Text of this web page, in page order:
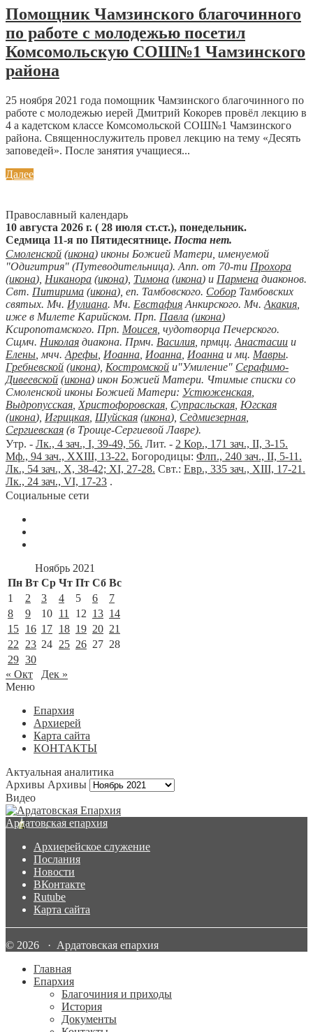
Помощник Чамзинского благочинного
по работе с молодежью посетил
Комсомольскую СОШ№1 Чамзинского
района
25 ноября 2021 года помощник Чамзинского благочинного по
работе с молодежью иерей Дмитрий Кокорев провёл лекцию в
4 а кадетском классе Комсомольской СОШ№1 Чамзинского
района. Священнослужитель провел лекцию на тему «Десять
заповедей». После занятия учащиеся...
Далее
Православный календарь
10 августа 2026 г. ( 28 июля ст.ст.), понедельник.
Седмица 11-я по Пятидесятнице. Поста нет.
Смоленской (икона) иконы Божией Матери, именуемой
"Одигитрия" (Путеводительница). Апп. от 70-ти Прохора
(икона), Никанора (икона), Тимона (икона) и Пармена диаконов.
Свт. Питирима (икона), еп. Тамбовского. Собор Тамбовских
святых. Мч. Иулиана. Мч. Евстафия Анкирского. Мч. Акакия
иже в Милете Карийском. Прп. Павла (икона)
Ксиропотамского. Прп. Моисея , чудотворца Печерского.
Сщмч. Николая диакона. Прмч. Василия , прмцц. Анастасии и
Елены , мчч. Арефы Иоанна Иоанна Иоанна и мц. Мавры.
Гребневской (икона), Костромской и"Умиление" Серафимо-
Дивеевской (икона) икон Божией Матери. Чтимые списки со
Смоленской иконы Божией Матери: Устюженская
Выдропусская Христофоровская Супрасльская Югская
(икона), Игрицкая Шуйская (икона), Седмиезерная
Сергиевская (в Троице-Сергиевой Лавре).
Утр. - Лк., 4 зач., I, 39-49, 56. Лит. - 2 Кор., 171 зач., II, 3-15.
Мф., 94 зач., XXIII, 13-22. Богородицы: Флп., 240 зач., II, 5-11.
Лк., 54 зач., X, 38-42; XI, 27-28. Свт.: Евр., 335 зач., XIII, 17-21.
Лк., 24 зач., VI, 17-23 .
Социальные сети
Ноябрь 2021
Пн Вт Ср Чт Пт Сб Вс
1
2 3 4 5 6
7
8
9 10 11 12 13 14
15 16 17 18 19 20 21
22
23 24 25 26 27 28
29 30
« Окт
Дек »
Меню
Епархия
Архиерей
Карта сайта
КОНТАКТЫ
Актуальная аналитика
Архивы Архивы
Видео
Ардатовская епархия
Архиерейское служение
Послания
Новости
ВКонтакте
Rutube
Карта сайта
© 2026 · Ардатовская епархия
Главная
Епархия
Благочиния и приходы
История
Документы